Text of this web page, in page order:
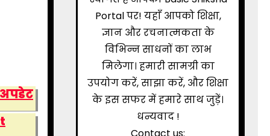
Portal पर! यहाँ आपको शिक्षा,
ज्ञान और रचनात्मकता के
विभिन्न साधनों का लाभ
मिलेगा। हमारी सामग्री का
उपयोग करें, साझा करें, और शिक्षा
के इस सफर में हमारे साथ जुड़ें।
धन्यवाद !